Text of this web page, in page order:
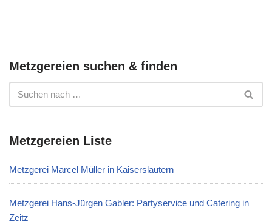
Metzgereien suchen & finden
Metzgereien Liste
Metzgerei Marcel Müller in Kaiserslautern
Metzgerei Hans-Jürgen Gabler: Partyservice und Catering in
Zeitz